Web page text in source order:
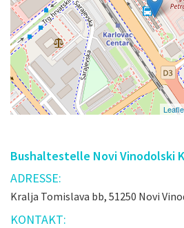
Bushaltestelle Novi Vinodolski
ADRESSE:
Kralja Tomislava bb, 51250 Novi
KONTAKT: